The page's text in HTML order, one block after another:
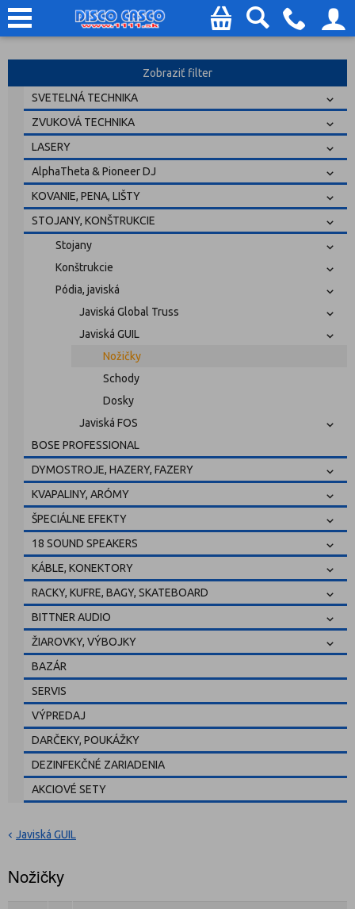
Zobraziť filter
SVETELNÁ TECHNIKA
ZVUKOVÁ TECHNIKA
LASERY
AlphaTheta & Pioneer DJ
KOVANIE, PENA, LIŠTY
STOJANY, KONŠTRUKCIE
Stojany
Konštrukcie
Pódia, javiská
Javiská Global Truss
Javiská GUIL
Nožičky
Schody
Dosky
Javiská FOS
BOSE PROFESSIONAL
DYMOSTROJE, HAZERY, FAZERY
KVAPALINY, ARÓMY
ŠPECIÁLNE EFEKTY
18 SOUND SPEAKERS
KÁBLE, KONEKTORY
RACKY, KUFRE, BAGY, SKATEBOARD
BITTNER AUDIO
ŽIAROVKY, VÝBOJKY
BAZÁR
SERVIS
VÝPREDAJ
DARČEKY, POUKÁŽKY
DEZINFEKČNÉ ZARIADENIA
AKCIOVÉ SETY
Javiská GUIL
Nožičky